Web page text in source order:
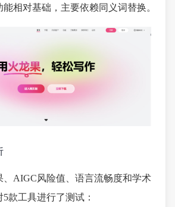
相对基础，主要依赖同义词替换。
、AIGC风险值、语言流畅度和学术
款工具进行了测试：